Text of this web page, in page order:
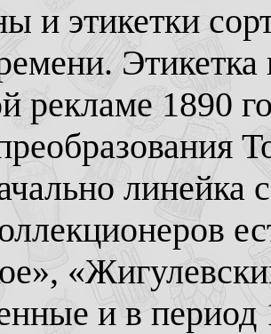
и этикетки
рекламе 1890
линейка
и в период